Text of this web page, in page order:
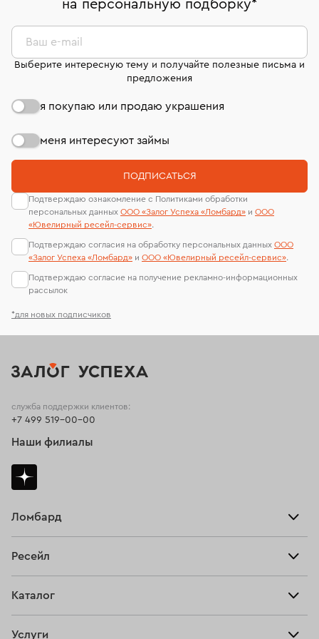
дней на возврат. Детальные условия возврата
комиссионных украшений и часов смотрите на
странице«Возврат украшений»
сертификаты МГУ и других геммологических
лабораторий
на персональную подборку*
*для новых подписчиков
Ваш e-mail
Выберите интересную тему и получайте полезные письма и
предложения
я покупаю или продаю украшения
меня интересуют займы
ПОДПИСАТЬСЯ
Подтверждаю ознакомление с Политиками обработки
персональных данных ООО «Залог Успеха «Ломбард» и ООО
«Ювелирный ресейл-сервиc».
Подтверждаю согласия на обработку персональных данных ООО
«Залог Успеха «Ломбард» и ООО «Ювелирный ресейл-сервиc».
Подтверждаю согласие на получение рекламно-информационных
рассылок
Ломбард
Тарифы
Ресейл
Каталог
Услуги
служба поддержки клиентов:
+7 499 519-00-00
Наши филиалы